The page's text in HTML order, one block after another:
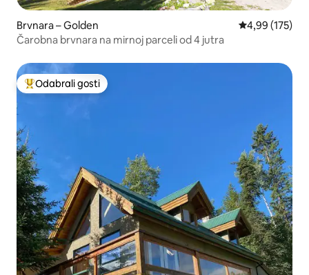
Brvnara – Golden Prosječna
4,99 (175)
Čarobna brvnara na mirnoj parceli od 4 jutra
Među najviše rangiranima s oznakom „Odabrali gosti”
Odabrali gosti